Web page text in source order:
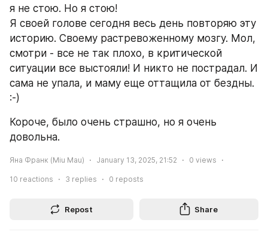
я не стою. Но я стою!
Я своей голове сегодня весь день повторяю эту
историю. Своему растревоженному мозгу. Мол,
смотри - все не так плохо, в критической
ситуации все выстояли! И никто не пострадал. И
сама не упала, и маму еще оттащила от бездны.
:-)
Короче, было очень страшно, но я очень
довольна.
Яна Франк (Miu Mau) January 13, 2025, 21:52 0 views
10 reactions 3 replies 0 reposts
Repost Share